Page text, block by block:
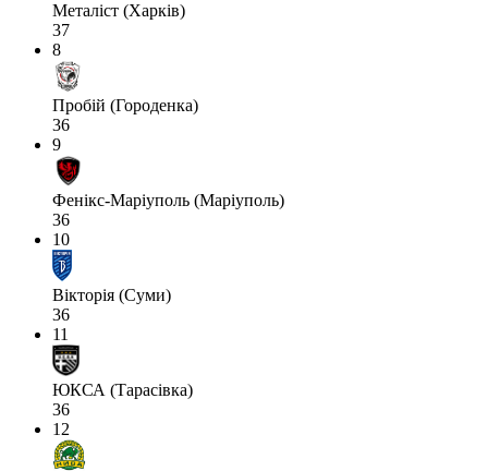
Металіст (Харків)
37
8
Пробій (Городенка)
36
9
Фенікс-Маріуполь (Маріуполь)
36
10
Вікторія (Суми)
36
11
ЮКСА (Тарасівка)
36
12